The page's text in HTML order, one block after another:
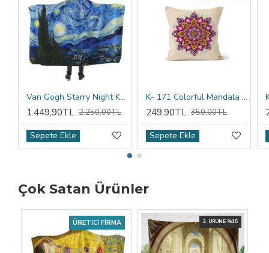
Van Gogh Starry Night Kapşonlu Battaniye
1.449,90TL 2.250,00TL
Sepete Ekle
K- 171 Colorful Mandala Tribal Çift Tarafı Baskılı Kırlent Kılıfı
249,90TL 350,00TL
Sepete Ekle
Çok Satan Ürünler
ÜRETICI FIRMA 2. ÜRÜNE %15